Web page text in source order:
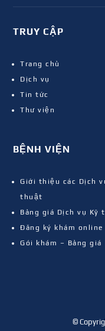
TRUY CẬP
Trang chủ
Dịch vụ
Tin tức
Thư viện
BỆNH VIỆN
Giới thiệu các Dịch
thuật
Bảng giá Dịch vụ Kỹ
Đăng ký khám online
Gói khám – Bảng giá
©